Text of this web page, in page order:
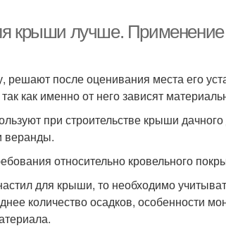
крыши лучше. Применение
после оценивания места его
как именно от него зависят
при строительстве крыши дачного
веранды.
относительно кровельного
для крыши, то необходимо
количество осадков, особенности